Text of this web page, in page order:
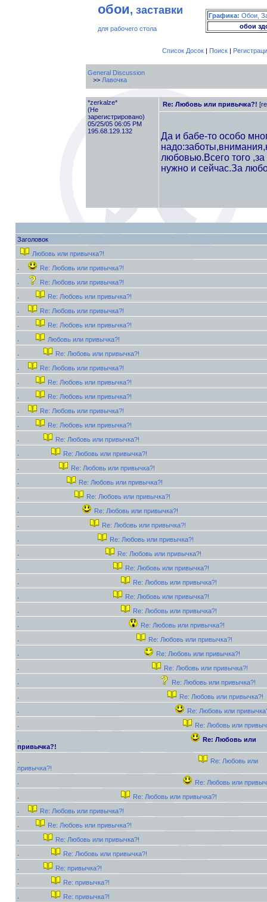
обои, заставки
для рабочего стола
Графика: Обои,
обои
Список Досок| Поиск|
General Discussion
>> Лавочка
*zerkalze*
(Не
зарегистрировано)
05/25/05 06:05 PM
195.68.129.132
Re: Любовь или привычка?!
Да и бабе-то особо
любовью.Всего того
нужно и сейчас.За
Заголовок
Любовь или привычка?!
Re: Любовь или привычка?!
Re: Любовь или привычка?!
Re: Любовь или привычка?!
Re: Любовь или привычка?!
Re: Любовь или привычка?!
Любовь или привычка?!
Re: Любовь или привычка?!
Re: Любовь или привычка?!
Re: Любовь или привычка?!
Re: Любовь или привычка?!
Re: Любовь или привычка?!
Re: Любовь или привычка?!
Re: Любовь или привычка?!
Re: Любовь или привычка?!
Re: Любовь или привычка?!
Re: Любовь или привычка?!
Re: Любовь или привычка?!
Re: Любовь или привычка?!
Re: Любовь или привычка?!
Re: Любовь или привычка?!
Re: Любовь или привычка?!
Re: Любовь или привычка?!
Re: Любовь или привычка?!
Re: Любовь или привычка?!
Re: Любовь или привычка?!
Re: Любовь или привычка?!
Re: Любовь или привычка?!
Re: Любовь или привычка?!
Re: Любовь или привычка?!
Re: Любовь или привычка?!
Re: Любовь или привычка?!
Re: Любовь или
Re: Любовь или
Re: Любовь или
привычка?!
Re: Любовь или
привычка?!
Re: Любовь или
Re: Любовь или привычка?!
Re: Любовь или привычка?!
Re: Любовь или привычка?!
Re: Любовь или привычка?!
Re: Любовь или привычка?!
Re: привычка?!
Re: привычка?!
Re: привычка?!